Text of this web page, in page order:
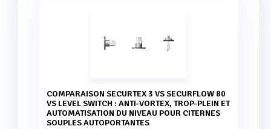
COMPARAISON SECURTEX 3 VS SECURFLOW 80
VS LEVEL SWITCH : ANTI-VORTEX, TROP-PLEIN ET
AUTOMATISATION DU NIVEAU POUR CITERNES
SOUPLES AUTOPORTANTES